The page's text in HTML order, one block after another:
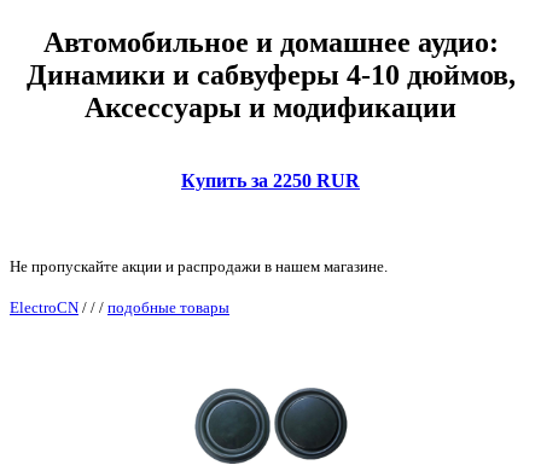
Автомобильное и домашнее аудио:
Динамики и сабвуферы 4-10 дюймов,
Аксессуары и модификации
Купить за 2250 RUR
Не пропускайте акции и распродажи в нашем магазине.
ElectroCN / / / подобные товары